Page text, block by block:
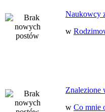
Naukowcy
w
Znalezione
w Co mnie